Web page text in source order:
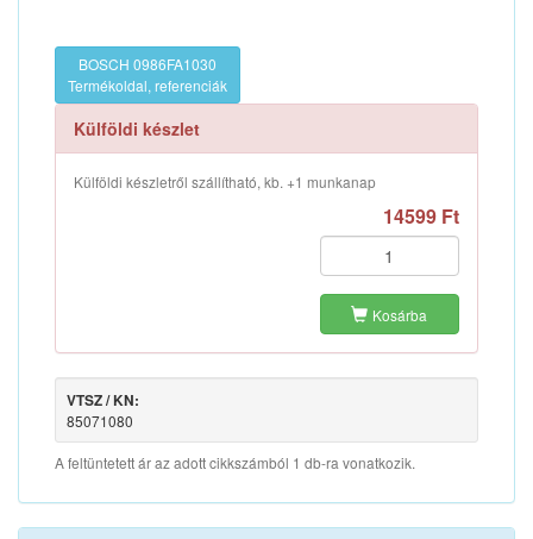
BOSCH 0986FA1030
Termékoldal, referenciák
Külföldi készlet
Külföldi készletről szállítható, kb. +1 munkanap
14599 Ft
Kosárba
VTSZ / KN:
85071080
A feltüntetett ár az adott cikkszámból 1 db-ra vonatkozik.